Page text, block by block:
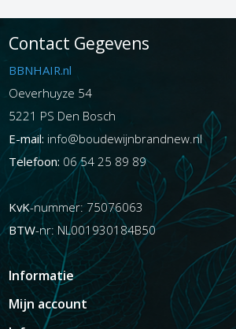
Contact Gegevens
BBNHAIR.nl
Oeverhuyze 54
5221 PS Den Bosch
E-mail: info@boudewijnbrandnew.nl
Telefoon: 06 54 25 89 89
KvK-nummer: 75076063
BTW-nr: NL001930184B50
Informatie
Mijn account